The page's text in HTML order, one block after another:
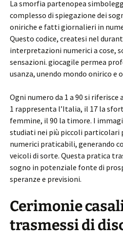
La smorfia partenopea
complesso di spiegazione dei
oniriche e fatti giornalieri in
Questo codice, createsi nel
interpretazioni numerici a cose,
sensazioni. giocagile permea
usanza, unendo mondo onirico e
Ogni numero da 1 a 90 si riferisce
1 rappresenta l’Italia, il 17 la
femmine, il 90 la timore. I
studiati nei più piccoli
numerici praticabili, generando
veicoli di sorte. Questa pratica
sogno in potenziale fonte di
speranze e previsioni.
Cerimonie
trasmessi di